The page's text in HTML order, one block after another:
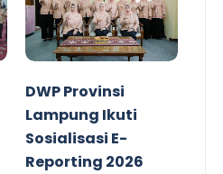
DWP Provinsi
Lampung Ikuti
Sosialisasi E-
Reporting 2026